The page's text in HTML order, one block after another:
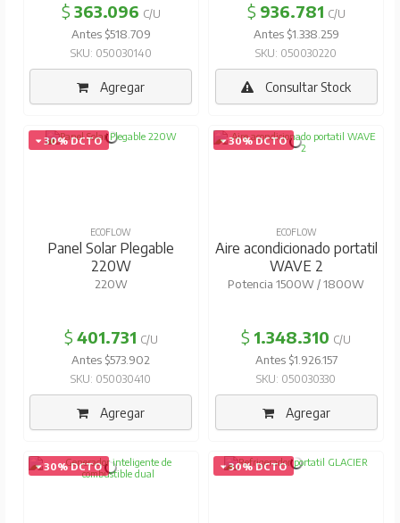
$ 363.096 C/U
Antes $518.709
SKU: 050030140
Agregar
$ 936.781 C/U
Antes $1.338.259
SKU: 050030220
Consultar Stock
30% DCTO
ECOFLOW
Panel Solar Plegable
220W
220W
$ 401.731 C/U
Antes $573.902
SKU: 050030410
Agregar
30% DCTO
ECOFLOW
Aire acondicionado portatil
WAVE 2
Potencia 1500W / 1800W
$ 1.348.310 C/U
Antes $1.926.157
SKU: 050030330
Agregar
30% DCTO 30% DCTO